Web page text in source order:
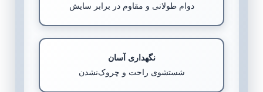
دوام طولانی و مقاوم در برابر سایش
نگهداری آسان
شستشوی راحت و چروک‌نشدن